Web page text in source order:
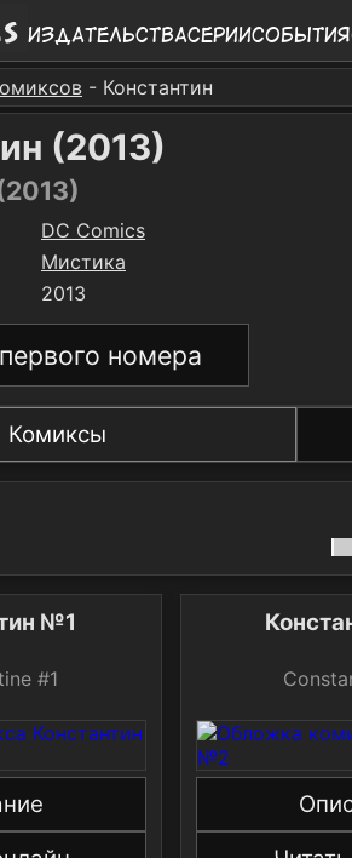
ИздательстваСерииСобытия
- Константин
(2013)
DC Comics
Мистика
2013
номера
Комиксы
№1
#1